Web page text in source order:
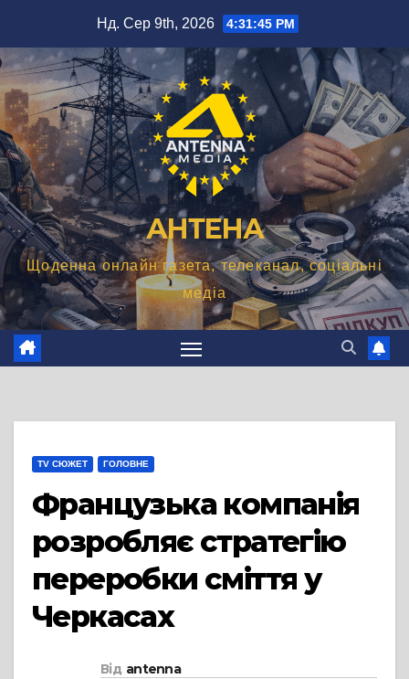
вмісту
Нд. Сер 9th, 2026 4:31:46 PM
АНТЕНА
Щоденна онлайн газета, телеканал, соціальні
медіа
TV СЮЖЕТ ГОЛОВНЕ
Французька компанія
розробляє стратегію
переробки сміття у
Черкасах
Від antenna